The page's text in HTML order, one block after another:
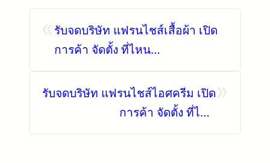
รับจดบริษัท แฟรนไชส์เสื้อผ้า เปิด
การค้า จัดตั้ง ที่ไหน
รับจดบริษัท แฟรนไชส์ไอศครีม เปิด
การค้า จัดตั้ง ที่ไหน